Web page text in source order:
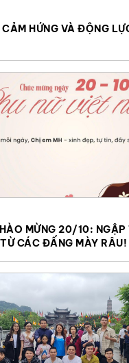
HỨNG VÀ ĐỘNG
MỪNG 20/10: NGẬP
CÁC ĐẤNG MÀY RÂU!